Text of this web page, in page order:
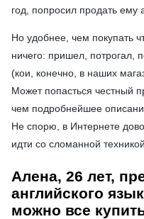
год, попросил продать ему
Но удобнее, чем покупать
ничего: пришел, потрогал,
(кои, конечно, в наших
Может попасться честный
чем подробнейшее
Не спорю, в Интернете
идти со сломанной
Алена, 26 лет,
английского
можно все